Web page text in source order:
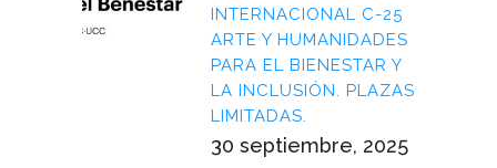
INTERNACIONAL C-25
ARTE Y HUMANIDADES
PARA EL BIENESTAR Y
LA INCLUSIÓN. PLAZAS
LIMITADAS.
30 septiembre, 2025